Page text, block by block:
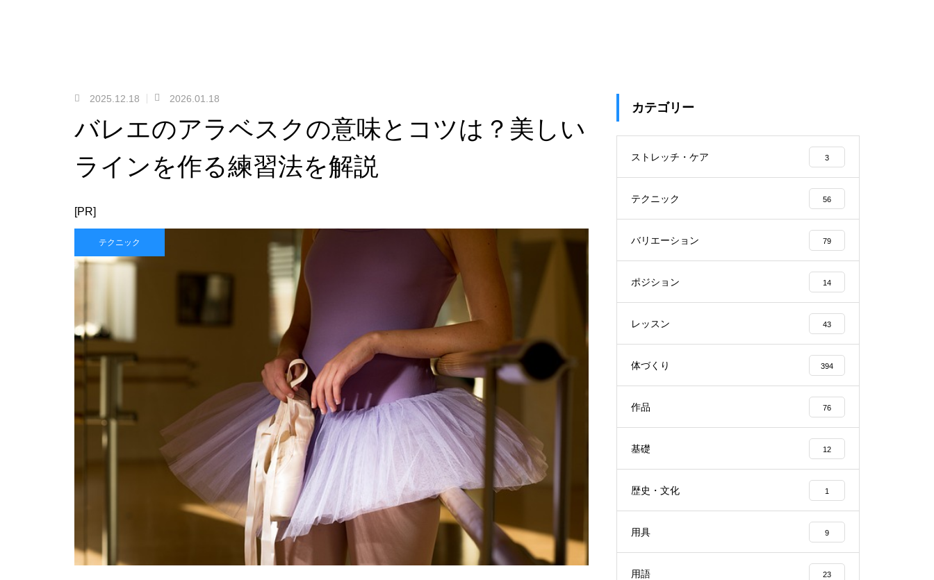
2025.12.18 2026.01.18
バレエのアラベスクの意味とコツは？美しい
ラインを作る練習法を解説
[PR]
テクニック
カテゴリー
ストレッチ・ケア 3
テクニック 56
バリエーション 79
ポジション 14
レッスン 43
体づくり 394
作品 76
基礎 12
歴史・文化 1
用具 9
用語 23